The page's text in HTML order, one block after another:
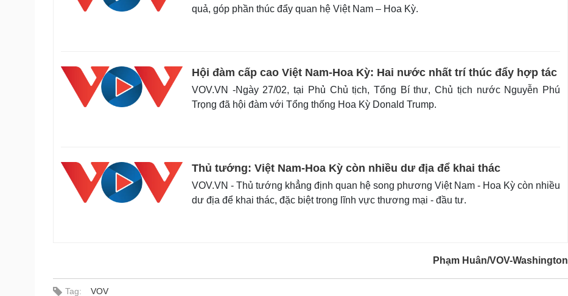
quả, góp phần thúc đẩy quan hệ Việt Nam – Hoa Kỳ.
Hội đàm cấp cao Việt Nam-Hoa Kỳ: Hai nước nhất trí thúc đẩy hợp tác
VOV.VN -Ngày 27/02, tại Phủ Chủ tịch, Tổng Bí thư, Chủ tịch nước Nguyễn Phú
Trọng đã hội đàm với Tổng thống Hoa Kỳ Donald Trump.
Thủ tướng: Việt Nam-Hoa Kỳ còn nhiều dư địa để khai thác
VOV.VN - Thủ tướng khẳng định quan hệ song phương Việt Nam - Hoa Kỳ còn nhiều
dư địa để khai thác, đặc biệt trong lĩnh vực thương mại - đầu tư.
Phạm Huân/VOV-Washington
Tag: VOV